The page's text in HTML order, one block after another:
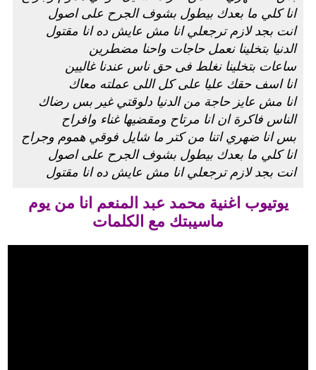
انا كلي ما بعدك بيطول بشوف الجرح على اصول
انت بجد لازم ترجعلي انا مش عايش ده انا مقتول
الدنيا بتخلينا نعمل حاجات واحنا مضطرين
ساعات بتخلينا نغلط فى حق ناس عندنا غاليين
انا اسف حقك عليا على كل اللى عملته معاك
انا مش عايز حاجة من الدنيا دلوقتي غير بس رضاك
الناس فاكرة ان انا مرتاح ومقضيها غناء وافراح
بس انا ضهري اتنا من كتر ما شايل فوقي هموم وجراح
انا كلي ما بعدك بيطول بشوف الجرح على اصول
انت بجد لازم ترجعلي انا مش عايش ده انا مقتول
يوتيوب اغنية محمد عبد المنعم انا من يوم
ماسيبتك مع الكلمات